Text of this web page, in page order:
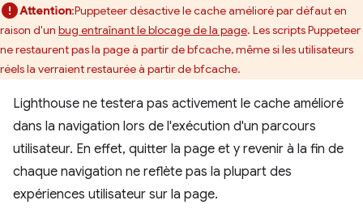
Attention:Puppeteer désactive le cache amélioré par défaut en
raison d'un bug entraînant le blocage de la page. Les scripts Puppeteer
ne restaurent pas la page à partir de bfcache, même si les utilisateurs
réels la verraient restaurée à partir de bfcache.
Lighthouse ne testera pas activement le cache amélioré
dans la navigation lors de l'exécution d'un parcours
utilisateur. En effet, quitter la page et y revenir à la fin de
chaque navigation ne reflète pas la plupart des
expériences utilisateur sur la page.